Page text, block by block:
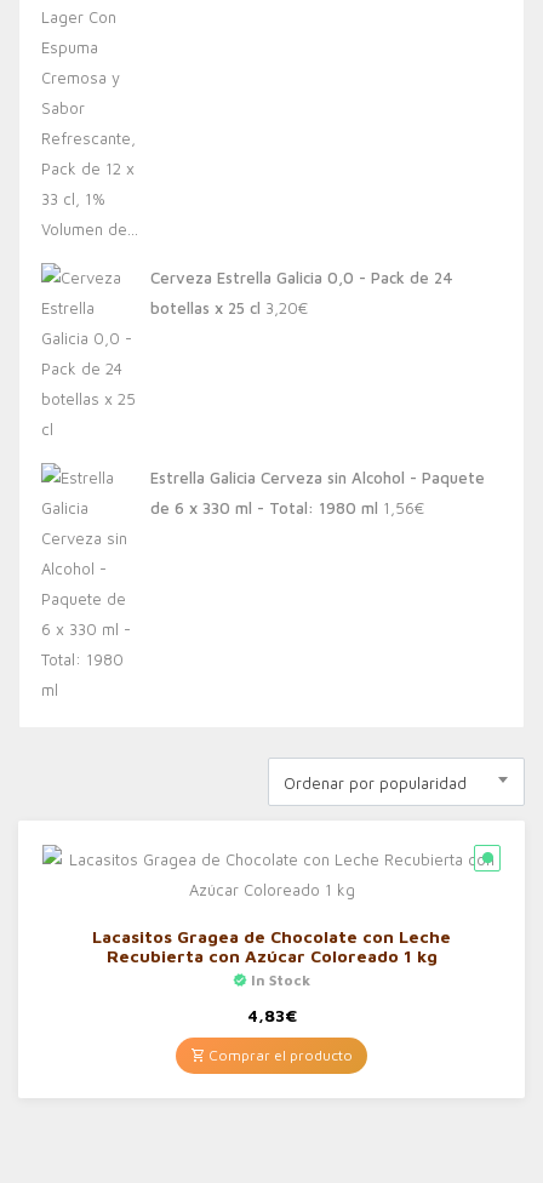
Cerveza Estrella Galicia 0,0 - Pack de 24
botellas x 25 cl 3,20€
Estrella Galicia Cerveza sin Alcohol - Paquete
de 6 x 330 ml - Total: 1980 ml 1,56€
Ordenar por popularidad
Lacasitos Gragea de Chocolate con Leche
Recubierta con Azúcar Coloreado 1 kg
In Stock
4,83€
Comprar el producto